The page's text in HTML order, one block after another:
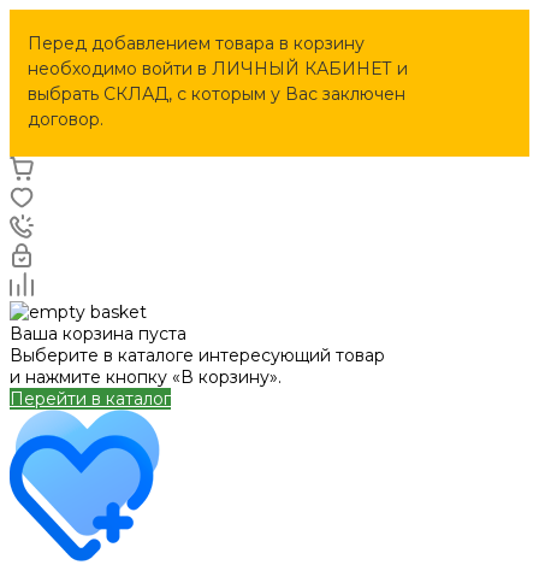
Перед добавлением товара в корзину
необходимо войти в ЛИЧНЫЙ КАБИНЕТ и
выбрать СКЛАД, с которым у Вас заключен
договор.
Ваша корзина пуста
Выберите в каталоге интересующий товар
и нажмите кнопку «В корзину».
Перейти в каталог